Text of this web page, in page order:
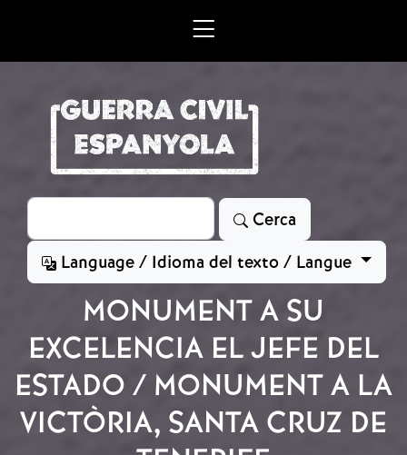
Cerca
Cerca
Language / Idioma del texto / Langue
MONUMENT A SU
EXCELENCIA EL JEFE DEL
ESTADO / MONUMENT A LA
VICTÒRIA, SANTA CRUZ DE